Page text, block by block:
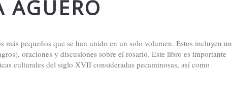
AGUERO
pequeños que se han unido en un solo volumen. Estos incluyen un
oraciones y discusiones sobre el rosario. Este libro es importante
culturales del siglo XVII consideradas pecaminosas, así como